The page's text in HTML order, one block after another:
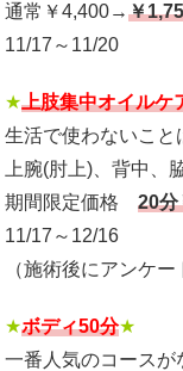
通常￥4,400→￥
11/17～11/20
★上肢集中オイルケ
生活で使わないこ
上腕(肘上)、背中、
期間限定価格20分
11/17～12/16
（施術後にアンケ
★ボディ50分★
一番人気のコースが